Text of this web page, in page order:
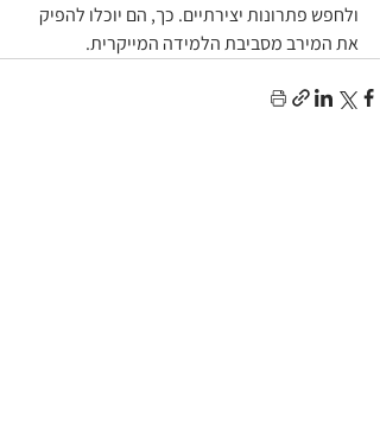
ולחפש פתרונות יצירתיים. כך, הם יוכלו להפיק
את המירב מסביבת הלמידה המייקרית.